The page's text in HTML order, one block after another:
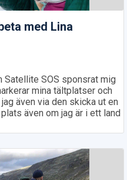
med Lina
Satellite SOS sponsrat mig
mina tältplatser och
även via den skicka ut en
även om jag är i ett land